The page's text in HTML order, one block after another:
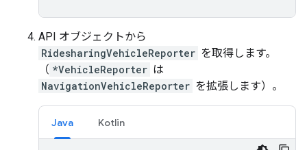
API オブジェクトから
RidesharingVehicleReporter を取得します。
（ *VehicleReporter は
NavigationVehicleReporter を拡張します）。
Java Kotlin